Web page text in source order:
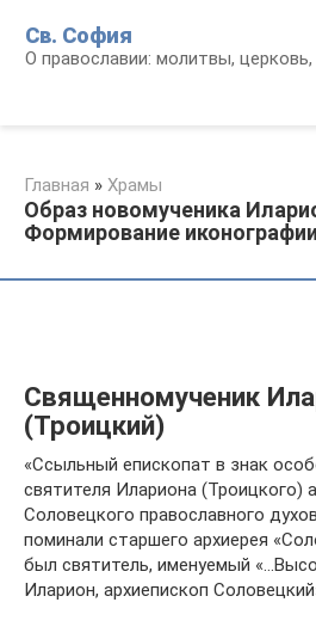
контенту
Св. София
О православии: молитвы,
Главная » Храмы
Образ новомученика
Формирование иконографии
Священномученик
(Троицкий)
«Cсыльный епископат в знак
святителя Илариона (Троицкого)
Соловецкого православного
поминали старшего архиерея
был святитель, именуемый
Иларион, архиепископ